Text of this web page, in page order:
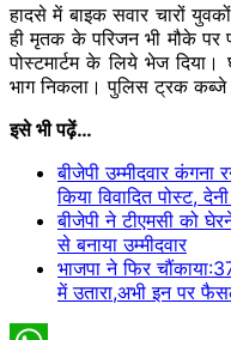
हादसे में बाइक सवार चारों
ही मृतक के परिजन भी मौके
पोस्टमार्टम के लिये भेज
भाग निकला। पुलिस ट्रक
इसे भी पढ़ें…
बीजेपी उम्मीदवार कंगना
किया विवादित पोस्ट,
बीजेपी ने टीएमसी को
से बनाया उम्मीदवार
भाजपा ने फिर
में उतारा,अभी इन पर